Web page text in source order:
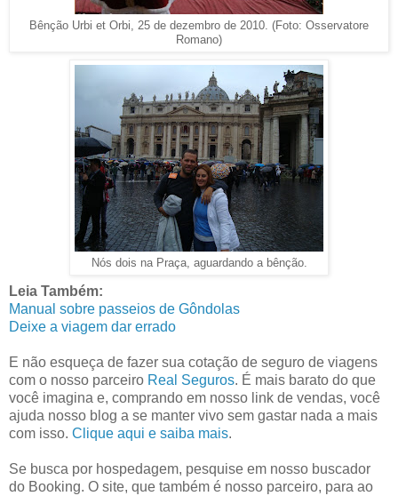
Bênção Urbi et Orbi, 25 de dezembro de 2010. (Foto: Osservatore
Romano)
Nós dois na Praça, aguardando a bênção.
Leia Também:
Manual sobre passeios de Gôndolas
Deixe a viagem dar errado
E não esqueça de fazer sua cotação de seguro de viagens
com o nosso parceiro Real Seguros. É mais barato do que
você imagina e, comprando em nosso link de vendas, você
ajuda nosso blog a se manter vivo sem gastar nada a mais
com isso. Clique aqui e saiba mais.
Se busca por hospedagem, pesquise em nosso buscador
do Booking. O site, que também é nosso parceiro, para ao